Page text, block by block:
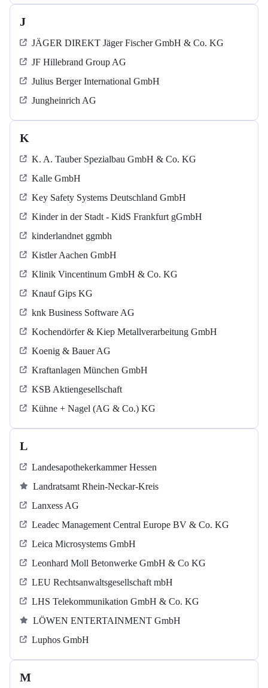
J
JÄGER DIREKT Jäger Fischer GmbH & Co. KG
JF Hillebrand Group AG
Julius Berger International GmbH
Jungheinrich AG
K
K. A. Tauber Spezialbau GmbH & Co. KG
Kalle GmbH
Key Safety Systems Deutschland GmbH
Kinder in der Stadt - KidS Frankfurt gGmbH
kinderlandnet ggmbh
Kistler Aachen GmbH
Klinik Vincentinum GmbH & Co. KG
Knauf Gips KG
knk Business Software AG
Kochendörfer & Kiep Metallverarbeitung GmbH
Koenig & Bauer AG
Kraftanlagen München GmbH
KSB Aktiengesellschaft
Kühne + Nagel (AG & Co.) KG
L
Landesapothekerkammer Hessen
Landratsamt Rhein-Neckar-Kreis
Lanxess AG
Leadec Management Central Europe BV & Co. KG
Leica Microsystems GmbH
Leonhard Moll Betonwerke GmbH & Co KG
LEU Rechtsanwaltsgesellschaft mbH
LHS Telekommunikation GmbH & Co. KG
LÖWEN ENTERTAINMENT GmbH
Luphos GmbH
M